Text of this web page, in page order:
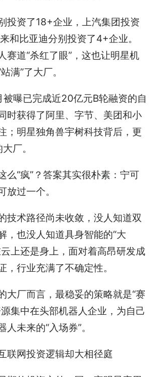
投资了18+企业，上汽集团投资
和比亚迪分别投资了4+企业。
赛道“杀红了眼”，这也让明星机
满”了大厂。
曝已完成近20亿元B轮融资的自
时获得了阿里、字节、美团和小
；明星独角兽宇树科技背后，更
厂。
么“疯”？答案其实很朴素：宁可
放过一个。
技术路径尚未收敛，没人知道双
，也没人知道具身智能的“大
上还是身上，面对着高昂研发成
，行业充满了不确定性。
大厂而言，最稳妥的策略就是“赛
集中在头部机器人企业，为自己
未来的“入场券”。
联网投资逻辑却大相径庭